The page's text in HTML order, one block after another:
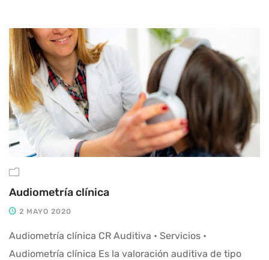
Audiometría clínica
2 MAYO 2020
Audiometría clínica CR Auditiva • Servicios •
Audiometría clínica Es la valoración auditiva de tipo